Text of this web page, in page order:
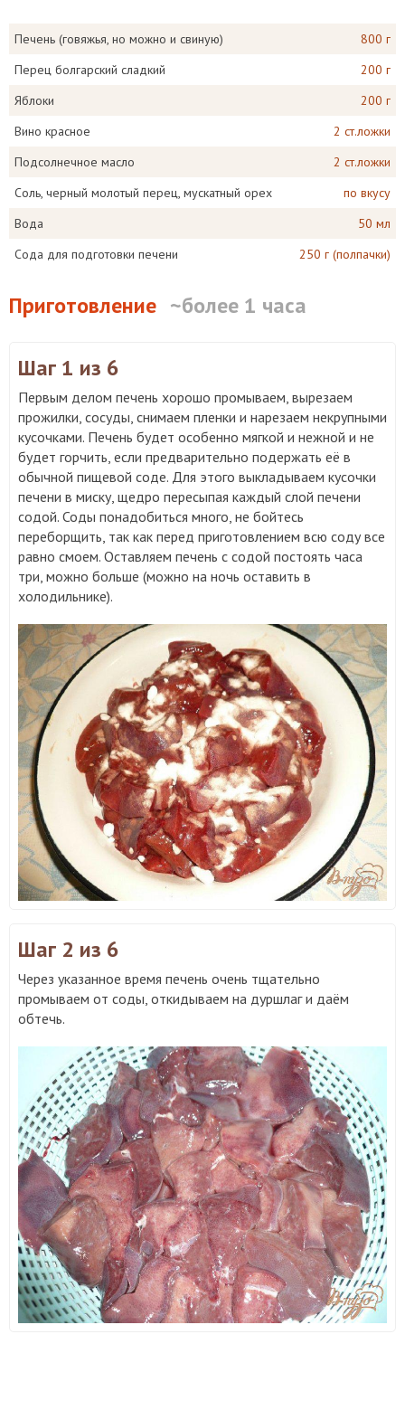
Печень (говяжья, но можно и свиную)
800 г
Перец болгарский сладкий
200 г
Яблоки
200 г
Вино красное
2 ст.ложки
Подсолнечное масло
2 ст.ложки
Соль, черный молотый перец, мускатный орех
по вкусу
Вода
50 мл
Сода для подготовки печени
250 г (полпачки)
Приготовление ~более 1 часа
Шаг 1 из 6
Первым делом печень хорошо промываем, вырезаем
прожилки, сосуды, снимаем пленки и нарезаем некрупными
кусочками. Печень будет особенно мягкой и нежной и не
будет горчить, если предварительно подержать её в
обычной пищевой соде. Для этого выкладываем кусочки
печени в миску, щедро пересыпая каждый слой печени
содой. Соды понадобиться много, не бойтесь
переборщить, так как перед приготовлением всю соду все
равно смоем. Оставляем печень с содой постоять часа
три, можно больше (можно на ночь оставить в
холодильнике).
Шаг 2 из 6
Через указанное время печень очень тщательно
промываем от соды, откидываем на дуршлаг и даём
обтечь.